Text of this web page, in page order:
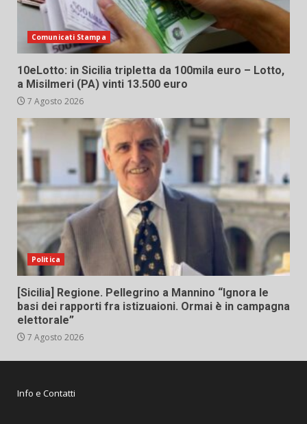
Comunicati Stampa
10eLotto: in Sicilia tripletta da 100mila euro – Lotto,
a Misilmeri (PA) vinti 13.500 euro
7 Agosto 2026
Politica
[Sicilia] Regione. Pellegrino a Mannino “Ignora le
basi dei rapporti fra istizuaioni. Ormai è in campagna
elettorale”
7 Agosto 2026
Info e Contatti